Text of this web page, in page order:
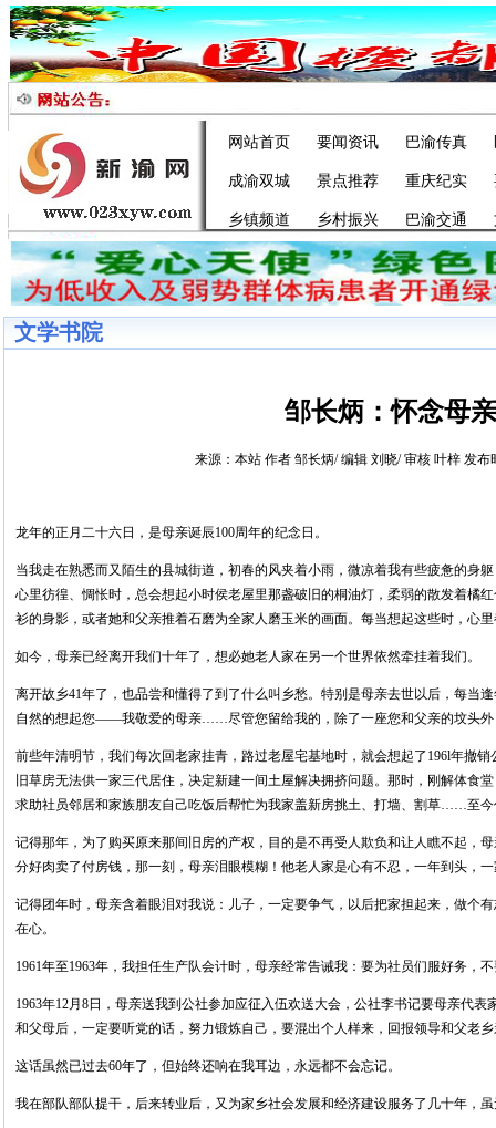
网站首页 要闻资讯 巴渝传真
成渝双城 景点推荐 重庆纪实
乡镇频道 乡村振兴 巴渝交通
文学书院
邹长炳：怀念母亲
来源：本站 作者 邹长炳/ 编辑 刘晓/ 审核 叶梓 发布
龙年的正月二十六日，是母亲诞辰100周年的纪念日。
当我走在熟悉而又陌生的县城街道，初春的风夹着小雨，微凉着我有些疲惫的身
心里彷徨、惆怅时，总会想起小时侯老屋里那盏破旧的桐油灯，柔弱的散发着橘
衫的身影，或者她和父亲推着石磨为全家人磨玉米的画面。每当想起这些时，心
如今，母亲已经离开我们十年了，想必她老人家在另一个世界依然牵挂着我们。
离开故乡41年了，也品尝和懂得了到了什么叫乡愁。特别是母亲去世以后，每当
自然的想起您——我敬爱的母亲……尽管您留给我的，除了一座您和父亲的坟头外
前些年清明节，我们每次回老家挂青，路过老屋宅基地时，就会想起了196l年撤
旧草房无法供一家三代居住，决定新建一间土屋解决拥挤问题。那时，刚解体食
求助社员邻居和家族朋友自己吃饭后帮忙为我家盖新房挑土、打墙、割草……至
记得那年，为了购买原来那间旧房的产权，目的是不再受人欺负和让人瞧不起，
分好肉卖了付房钱，那一刻，母亲泪眼模糊！他老人家是心有不忍，一年到头，
记得团年时，母亲含着眼泪对我说：儿子，一定要争气，以后把家担起来，做个
在心。
1961年至1963年，我担任生产队会计时，母亲经常告诫我：要为社员们服好务
1963年12月8日，母亲送我到公社参加应征入伍欢送大会，公社李书记要母亲代
和父母后，一定要听党的话，努力锻炼自己，要混出个人样来，回报领导和父老
这话虽然已过去60年了，但始终还响在我耳边，永远都不会忘记。
我在部队部队提干，后来转业后，又为家乡社会发展和经济建设服务了几十年，